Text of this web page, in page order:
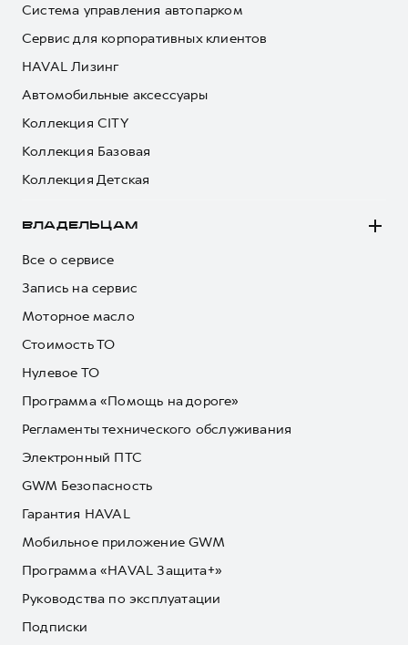
Система управления автопарком
Сервис для корпоративных клиентов
HAVAL Лизинг
Автомобильные аксессуары
Коллекция CITY
Коллекция Базовая
Коллекция Детская
ВЛАДЕЛЬЦАМ
Все о сервисе
Запись на сервис
Моторное масло
Стоимость ТО
Нулевое ТО
Программа «Помощь на дороге»
Регламенты технического обслуживания
Электронный ПТС
GWM Безопасность
Гарантия HAVAL
Мобильное приложение GWM
Программа «HAVAL Защита+»
Руководства по эксплуатации
Подписки